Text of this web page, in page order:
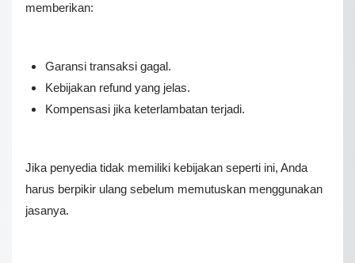
memberikan:
Garansi transaksi gagal.
Kebijakan refund yang jelas.
Kompensasi jika keterlambatan terjadi.
Jika penyedia tidak memiliki kebijakan seperti ini, Anda
harus berpikir ulang sebelum memutuskan menggunakan
jasanya.